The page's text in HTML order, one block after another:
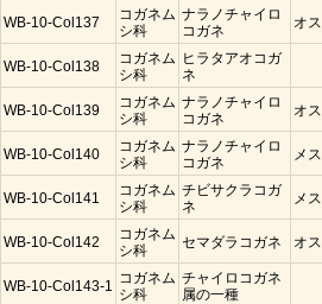
WB-10-Col137
コガネム
シ科
ナラノチャイロ
コガネ
オス
WB-10-Col138
コガネム
シ科
ヒラタアオコガ
ネ
WB-10-Col139
コガネム
シ科
ナラノチャイロ
コガネ
オス
WB-10-Col140
コガネム
シ科
ナラノチャイロ
コガネ
メス
WB-10-Col141
コガネム
シ科
チビサクラコガ
ネ
メス
WB-10-Col142
コガネム
シ科
セマダラコガネ オス
WB-10-Col143-1 コガネム
シ科
チャイロコガネ
属の一種